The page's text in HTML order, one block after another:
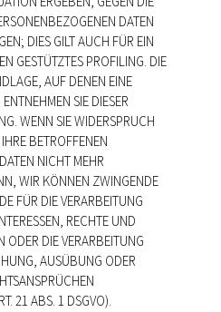
DATEN
DIES GILT AUCH FÜR EIN
GESTÜTZTES PROFILING. DIE
AUF DENEN EINE
SIE DIESER
WENN SIE WIDERSPRUCH
BETROFFENEN
NICHT MEHR
WIR KÖNNEN ZWINGENDE
FÜR DIE VERARBEITUNG
RECHTE UND
ODER DIE VERARBEITUNG
AUSÜBUNG ODER
21 ABS. 1 DSGVO).